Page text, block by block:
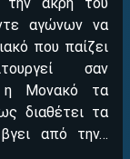
αγώνων να
που παίζει
σαν
η Μονακό τα
διαθέτει τα
από την…
με: